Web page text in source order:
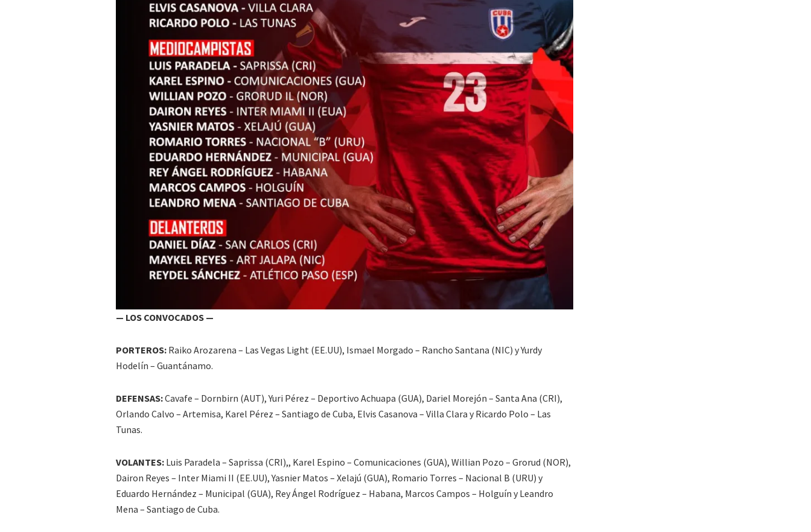
— LOS CONVOCADOS —
PORTEROS: Raiko Arozarena – Las Vegas Light (EE.UU), Ismael Morgado – Rancho Santana (NIC) y Yurdy
Hodelín – Guantánamo.
DEFENSAS:Cavafe – Dornbirn (AUT), Yuri Pérez – Deportivo Achuapa (GUA), Dariel Morejón – Santa Ana (CRI),
Orlando Calvo – Artemisa, Karel Pérez – Santiago de Cuba, Elvis Casanova – Villa Clara y Ricardo Polo – Las
Tunas.
VOLANTES: Luis Paradela – Saprissa (CRI),, Karel Espino – Comunicaciones (GUA), Willian Pozo – Grorud (NOR),
Dairon Reyes – Inter Miami II (EE.UU), Yasnier Matos – Xelajú (GUA), Romario Torres – Nacional B (URU) y
Eduardo Hernández – Municipal (GUA), Rey Ángel Rodríguez – Habana, Marcos Campos – Holguín y Leandro
Mena – Santiago de Cuba.